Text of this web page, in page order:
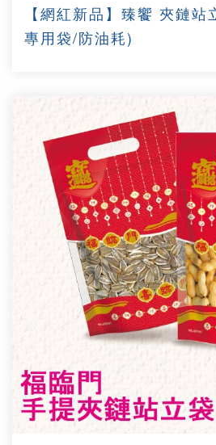
【網紅新品】臻饗 夾鏈
專用袋/防油耗)